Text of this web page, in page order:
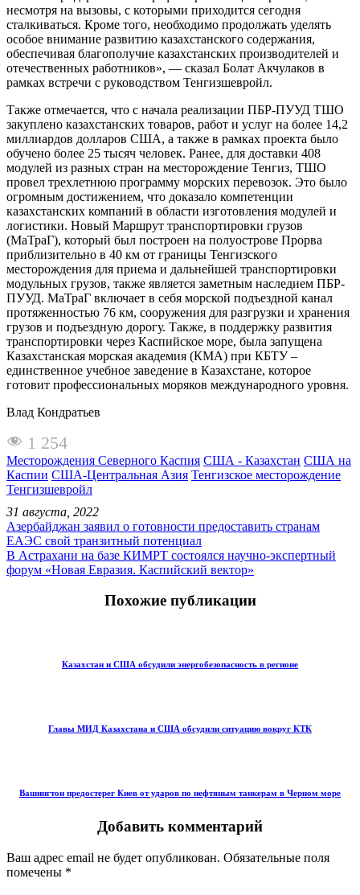
несмотря на вызовы, с которыми приходится сегодня
сталкиваться. Кроме того, необходимо продолжать уделять
особое внимание развитию казахстанского содержания,
обеспечивая благополучие казахстанских производителей и
отечественных работников», — сказал Болат Акчулаков в
рамках встречи с руководством Тенгизшевройл.
Также отмечается, что с начала реализации ПБР-ПУУД ТШО
закуплено казахстанских товаров, работ и услуг на более 14,2
миллиардов долларов США, а также в рамках проекта было
обучено более 25 тысяч человек. Ранее, для доставки 408
модулей из разных стран на месторождение Тенгиз, ТШО
провел трехлетнюю программу морских перевозок. Это было
огромным достижением, что доказало компетенции
казахстанских компаний в области изготовления модулей и
логистики. Новый Маршрут транспортировки грузов
(МаТраГ), который был построен на полуострове Прорва
приблизительно в 40 км от границы Тенгизского
месторождения для приема и дальнейшей транспортировки
модульных грузов, также является заметным наследием ПБР-
ПУУД. МаТраГ включает в себя морской подъездной канал
протяженностью 76 км, сооружения для разгрузки и хранения
грузов и подъездную дорогу. Также, в поддержку развития
транспортировки через Каспийское море, была запущена
Казахстанская морская академия (КМА) при КБТУ –
единственное учебное заведение в Казахстане, которое
готовит профессиональных моряков международного уровня.
Влад Кондратьев
1 254
Месторождения Северного Каспия США - Казахстан США на
Каспии США-Центральная Азия Тенгизское месторождение
Тенгизшевройл
31 августа, 2022
Азербайджан заявил о готовности предоставить странам
ЕАЭС свой транзитный потенциал
В Астрахани на базе КИМРТ состоялся научно-экспертный
форум «Новая Евразия. Каспийский вектор»
Похожие публикации
Казахстан и США обсудили энергобезопасность в регионе
Главы МИД Казахстана и США обсудили ситуацию вокруг КТК
Вашингтон предостерег Киев от ударов по нефтяным танкерам в Черном море
Добавить комментарий
Ваш адрес email не будет опубликован. Обязательные поля
помечены *